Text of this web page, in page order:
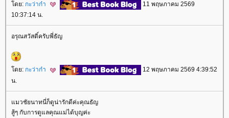
ดย: กะว่าก๋า
11 พฤษภาคม 2569
10:37:14 น.
อรุณสวัสดิ์ครับพี่ธัญ
ดย: กะว่าก๋า
12 พฤษภาคม 2569 4:39:52
น.
มวชัยนาทนี่ก็ดูน่ารักดีค่ะคุณธัญ
สู้ๆ กับการดูแลคุณแม่ได้บุญค่ะ